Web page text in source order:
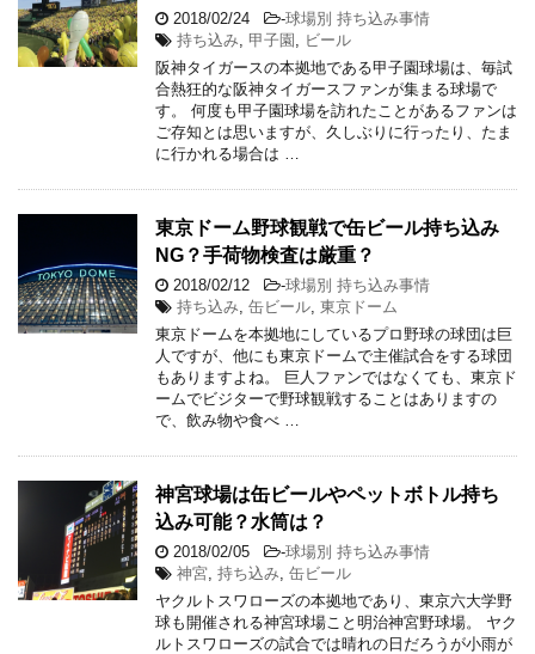
2018/02/24 -球場別 持ち込み事情
持ち込み 甲子園
ビール
阪神タイガースの本拠地である甲子園球場は、毎試
合熱狂的な阪神タイガースファンが集まる球場で
す。 何度も甲子園球場を訪れたことがあるファンは
ご存知とは思いますが、久しぶりに行ったり、たま
に行かれる場合は …
東京ドーム野球観戦で缶ビール持ち込み
NG？手荷物検査は厳重？
2018/02/12 -球場別 持ち込み事情
持ち込み 缶ビール 東京ドーム
東京ドームを本拠地にしているプロ野球の球団は巨
人ですが、他にも東京ドームで主催試合をする球団
もありますよね。 巨人ファンではなくても、東京ド
ームでビジターで野球観戦することはありますの
で、飲み物や食べ …
神宮球場は缶ビールやペットボトル持ち
込み可能？水筒は？
2018/02/05 -球場別 持ち込み事情
神宮 持ち込み 缶ビール
ヤクルトスワローズの本拠地であり、東京六大学野
球も開催される神宮球場こと明治神宮野球場。 ヤク
ルトスワローズの試合では晴れの日だろうが小雨が